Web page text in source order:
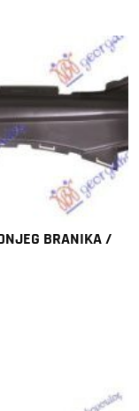
BRANIKA /